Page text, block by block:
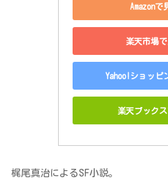
Amazonで
楽天市場
Yahoo!ショッピ
楽天ブック
梶尾真治によるSF小説。